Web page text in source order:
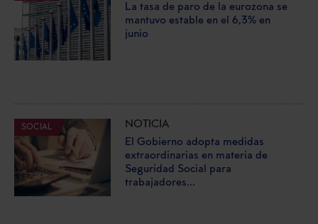
La tasa de paro de la eurozona se
mantuvo estable en el 6,3% en
junio
SOCIAL
NOTICIA
El Gobierno adopta medidas
extraordinarias en materia de
Seguridad Social para
trabajadores...